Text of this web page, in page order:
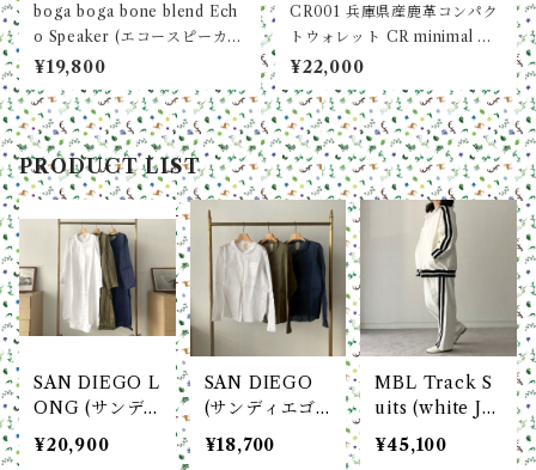
boga boga bone blend Ech
o Speaker (エコースピーカ
ー)（紙化粧箱入り）
¥19,800
CR001 兵庫県産鹿革コンパク
トウォレット CR minimal wa
llet boga boga Loopline (N
AVY / ネイビー）
¥22,000
PRODUCT LIST
SAN DIEGO L
ONG (サンデ
ィエゴ ロング)
リネン100％ b
¥20,900
SAN DIEGO
(サンディエゴ)
リネン100％ b
oga boga Loo
¥18,700
MBL Track S
uits (white Ja
cket & white
Pants)
¥45,100